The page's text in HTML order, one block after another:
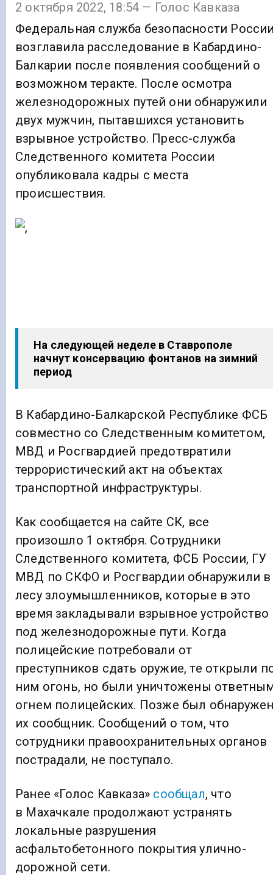
2 октября 2022, 18:54 — Голос Кавказа
Федеральная служба безопасности
возглавила расследование в Кабардино-
Балкарии после появления сообщений о
возможном теракте. После осмотра
железнодорожных путей они обнаружили
двух мужчин, пытавшихся установить
взрывное устройство. Пресс-служба
Следственного комитета России
опубликовала кадры с места
происшествия.
На следующей неделе в Ставрополе
начнут консервацию фонтанов на зимний
период
В Кабардино-Балкарской Республике ФСБ
совместно со Следственным комитетом,
МВД и Росгвардией предотвратили
террористический акт на объектах
транспортной инфраструктуры.
Как сообщается на сайте СК, все
произошло 1 октября. Сотрудники
Следственного комитета, ФСБ России, ГУ
МВД по СКФО и Росгвардии обнаружили в
лесу злоумышленников, которые в это
время закладывали взрывное устройство
под железнодорожные пути. Когда
полицейские потребовали от
преступников сдать оружие, те открыли
ним огонь, но были уничтожены
огнем полицейских. Позже был
их сообщник. Сообщений о том, что
сотрудники правоохранительных органов
пострадали, не поступало.
Ранее «Голос Кавказа» сообщал, что
в Махачкале продолжают устранять
локальные разрушения
асфальтобетонного покрытия улично-
дорожной сети.